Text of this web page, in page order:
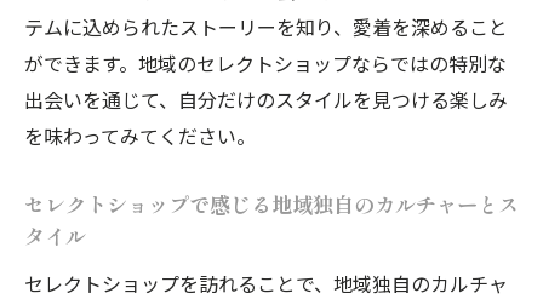
テムに込められたストーリーを知り、愛着を深めること
ができます。地域のセレクトショップならではの特別な
出会いを通じて、自分だけのスタイルを見つける楽しみ
を味わってみてください。
セレクトショップで感じる地域独自のカルチャーとス
タイル
セレクトショップを訪れることで、地域独自のカルチャ